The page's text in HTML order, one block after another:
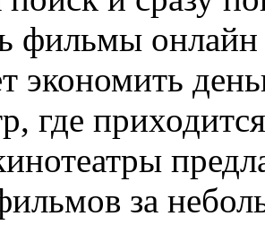
фильмы онлайн
экономить
где
за